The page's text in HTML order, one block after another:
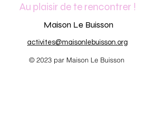
Au plaisir de te rencontrer !
Maison Le Buisson
activites@maisonlebuisson.org
© 2023 par Maison Le Buisson